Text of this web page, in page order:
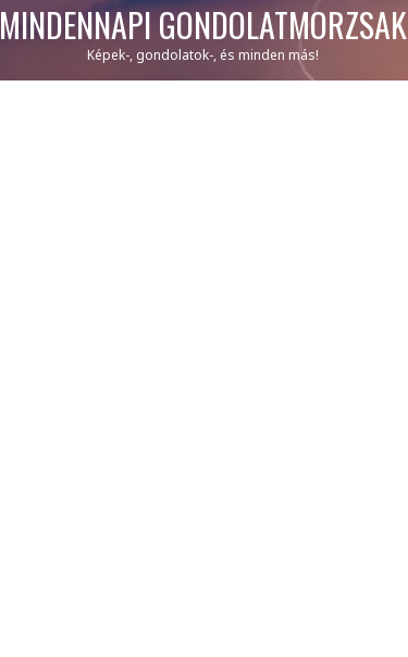
MINDENNAPI GONDOLATMORZSÁK
Képek-, gondolatok-, és minden más!